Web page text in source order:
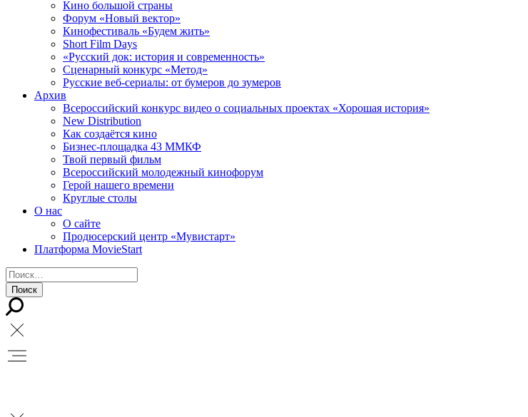
Кино большой страны
Форум «Новый вектор»
Кинофестиваль «Будем жить»
Short Film Days
«Русский док: история и современность»
Сценарный конкурс «Метод»
Русские веб-сериалы: от бумеров до зумеров
Архив
Всероссийский конкурс видео о социальных проектах «Хорошая история»
New Distribution
Как создаётся кино
Бизнес-площадка 43 ММКФ
Твой первый фильм
Всероссийский молодежный кинофорум
Герой нашего времени
Круглые столы
О нас
О сайте
Продюсерский центр «Мувистарт»
Платформа MovieStart